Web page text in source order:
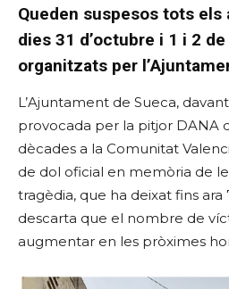
Queden suspesos tots
dies 31 d’octubre i 1 i 2
organitzats per
L’Ajuntament de Sueca,
provocada per la pitjor DANA
dècades a la Comunitat
de dol oficial en memòria de
tragèdia, que ha deixat fins ara
descarta que el nombre de
augmentar en les pròximes